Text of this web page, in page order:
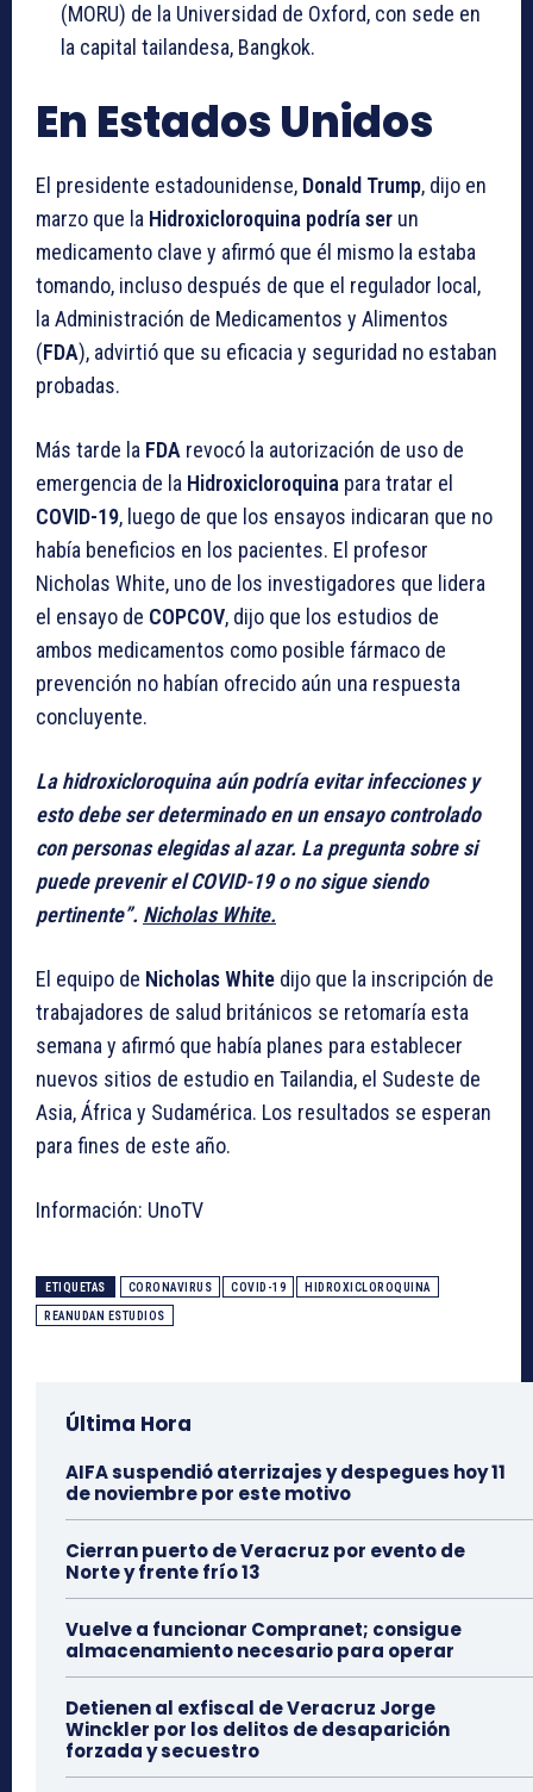
(MORU) de la Universidad de Oxford, con sede en
la capital tailandesa, Bangkok.
En Estados Unidos
El presidente estadounidense, Donald Trump, dijo en
marzo que la Hidroxicloroquina podría ser un
medicamento clave y afirmó que él mismo la estaba
tomando, incluso después de que el regulador local,
la Administración de Medicamentos y Alimentos
(FDA), advirtió que su eficacia y seguridad no estaban
probadas.
Más tarde la FDA revocó la autorización de uso de
emergencia de la Hidroxicloroquina para tratar el
COVID-19, luego de que los ensayos indicaran que no
había beneficios en los pacientes. El profesor
Nicholas White, uno de los investigadores que lidera
el ensayo de COPCOV, dijo que los estudios de
ambos medicamentos como posible fármaco de
prevención no habían ofrecido aún una respuesta
concluyente.
La hidroxicloroquina aún podría evitar infecciones y
esto debe ser determinado en un ensayo controlado
con personas elegidas al azar. La pregunta sobre si
puede prevenir el COVID-19 o no sigue siendo
pertinente”. Nicholas White.
El equipo de Nicholas White dijo que la inscripción de
trabajadores de salud británicos se retomaría esta
semana y afirmó que había planes para establecer
nuevos sitios de estudio en Tailandia, el Sudeste de
Asia, África y Sudamérica. Los resultados se esperan
para fines de este año.
Información: UnoTV
ETIQUETAS CORONAVIRUS COVID-19 HIDROXICLOROQUINA
REANUDAN ESTUDIOS
Última Hora
AIFA suspendió aterrizajes y despegues hoy 11
de noviembre por este motivo
Cierran puerto de Veracruz por evento de
Norte y frente frío 13
Vuelve a funcionar Compranet; consigue
almacenamiento necesario para operar
Detienen al exfiscal de Veracruz Jorge
Winckler por los delitos de desaparición
forzada y secuestro